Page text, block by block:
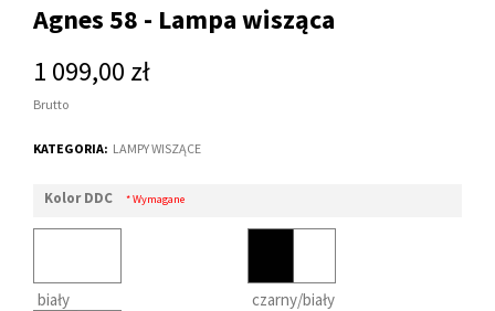
Agnes 58 - Lampa wisząca
1 099,00 zł
Brutto
KATEGORIA: LAMPY WISZĄCE
Kolor DDC * Wymagane
biały czarny/biały